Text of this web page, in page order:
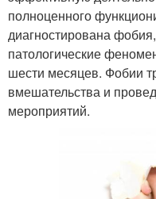
полноценного
диагностирована
патологические
шести месяцев. Фобии
вмешательства и
мероприятий.